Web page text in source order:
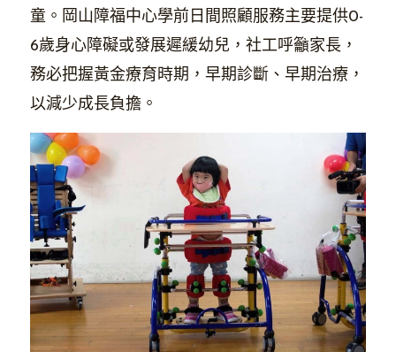
童。岡山障福中心學前日間照顧服務主要提供0-
6歲身心障礙或發展遲緩幼兒，社工呼籲家長，
務必把握黃金療育時期，早期診斷、早期治療，
以減少成長負擔。